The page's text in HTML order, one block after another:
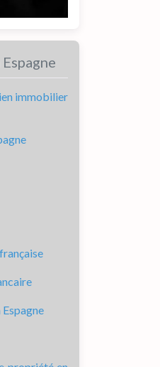
immobilier